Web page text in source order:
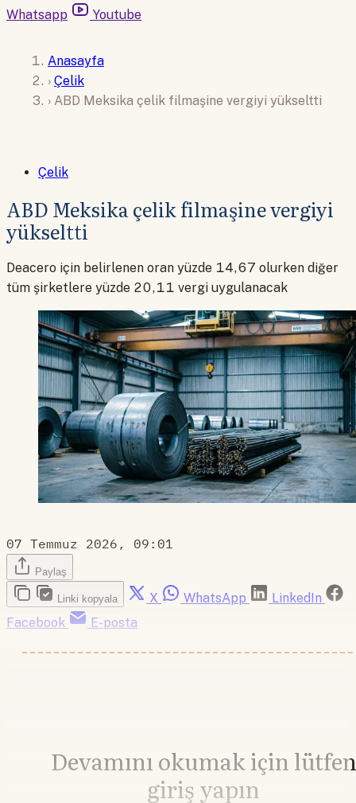
Whatsapp
Youtube
Anasayfa
› Çelik
› ABD Meksika çelik filmaşine vergiyi yükseltti
Çelik
ABD Meksika çelik filmaşine vergiyi
yükseltti
Deacero için belirlenen oran yüzde 14,67 olurken diğer
tüm şirketlere yüzde 20,11 vergi uygulanacak
07 Temmuz 2026, 09:01
Paylaş
Linki kopyala X WhatsApp
LinkedIn
Facebook
E-posta
Devamını okumak için lütfen
giriş yapın